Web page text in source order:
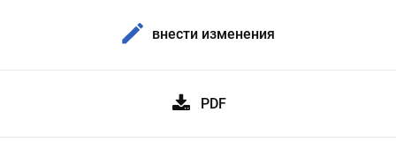
внести изменения
PDF